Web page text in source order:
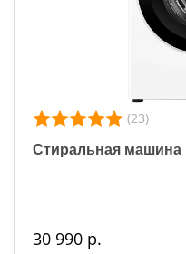
(23)
Стиральная машина
30 990 р.